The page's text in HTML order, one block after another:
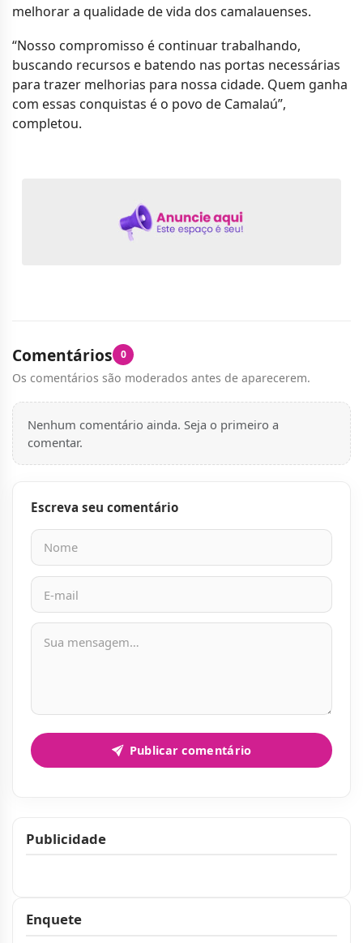
melhorar a qualidade de vida dos camalauenses.
“Nosso compromisso é continuar trabalhando,
buscando recursos e batendo nas portas necessárias
para trazer melhorias para nossa cidade. Quem ganha
com essas conquistas é o povo de Camalaú”,
completou.
Comentários 0
Os comentários são moderados antes de aparecerem.
Nenhum comentário ainda. Seja o primeiro a
comentar.
Escreva seu comentário
Nome
E-mail
Mensagem
Publicar comentário
Publicidade
Enquete